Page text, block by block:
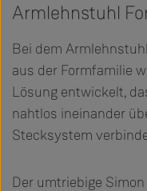
Armlehnstuhl
Bei dem
aus der Formfamilie
Lösung entwickelt,
nahtlos ineinander
Stecksystem
Der umtriebige